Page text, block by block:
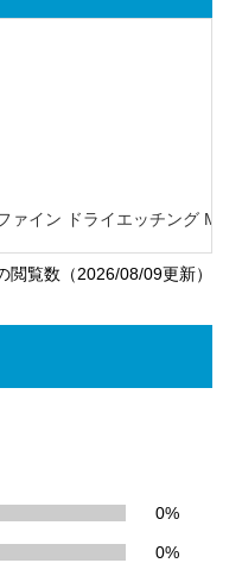
ァイン ドライエッチング MB-
覧数（2026/08/09更新）
0%
0%